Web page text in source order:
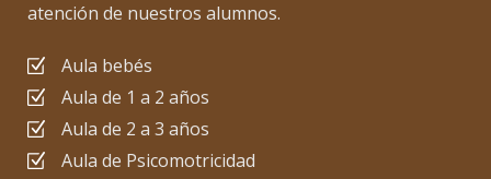
atención de nuestros alumnos.
Aula bebés
Aula de 1 a 2 años
Aula de 2 a 3 años
Aula de Psicomotricidad